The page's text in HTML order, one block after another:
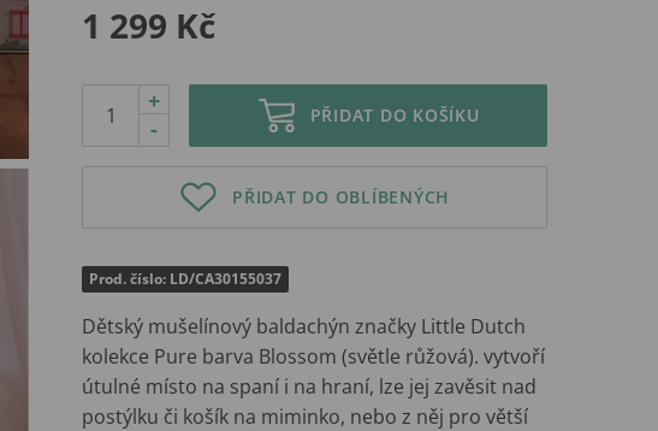
1 299 Kč
-
+
PŘIDAT DO KOŠÍKU
PŘIDAT DO OBLÍBENÝCH
Prod. číslo: LD/CA30155037
Dětský mušelínový baldachýn značky Little Dutch
kolekce Pure barva Blossom (světle růžová). vytvoří
útulné místo na spaní i na hraní, lze jej zavěsit nad
postýlku či košík na miminko, nebo z něj pro větší